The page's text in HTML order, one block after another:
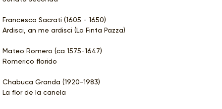
Francesco Sacrati (1605 - 1650)
Ardisci, an me ardisci (La Finta Pazza)
Mateo Romero (ca 1575-1647)
Romerico florido
Chabuca Granda (1920-1983)
La flor de la canela